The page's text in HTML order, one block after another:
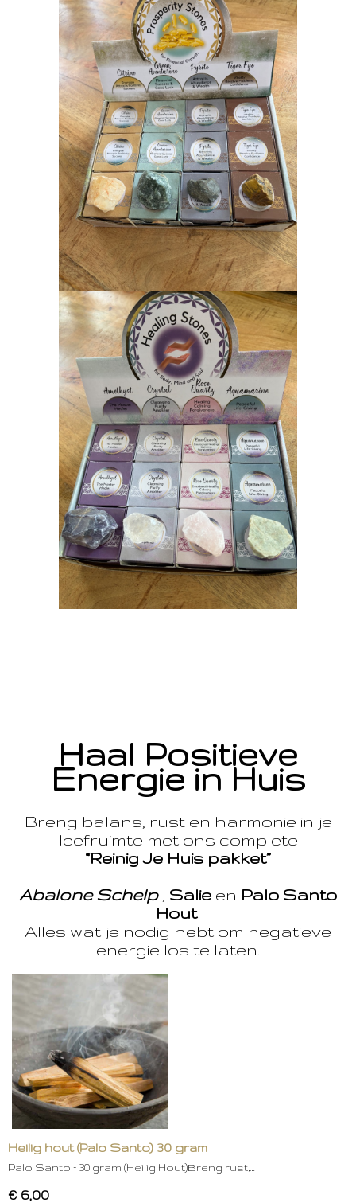
Haal Positieve
Energie in Huis
Breng balans, rust en harmonie in je
leefruimte met ons complete
“Reinig Je Huis pakket”
Abalone Schelp, Salie en Palo Santo
Hout
Alles wat je nodig hebt om negatieve
energie los te laten.
Heilig hout (Palo Santo) 30 gram
Palo Santo – 30 gram (Heilig Hout)Breng rust,…
€ 6,00